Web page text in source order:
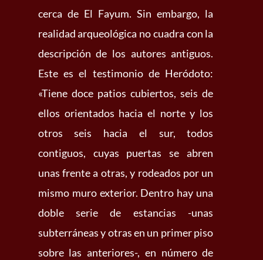
cerca de El Fayum. Sin embargo, la
realidad arqueológica no cuadra con la
descripción de los autores antiguos.
Este es el testimonio de Heródoto:
«Tiene doce patios cubiertos, seis de
ellos orientados hacia el norte y los
otros seis hacia el sur, todos
contiguos, cuyas puertas se abren
unas frente a otras, y rodeados por un
mismo muro exterior. Dentro hay una
doble serie de estancias -unas
subterráneas y otras en un primer piso
sobre las anteriores-, en número de